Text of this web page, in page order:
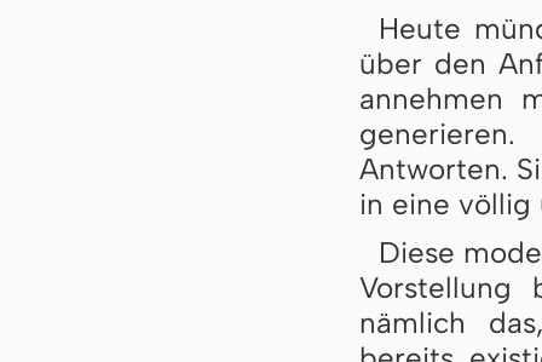
Heute
über den
annehmen
Antworten.
in eine völlig
Diese
Vorstellung
nämlich